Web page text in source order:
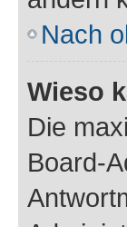
Nach
Wieso
Die
Board-